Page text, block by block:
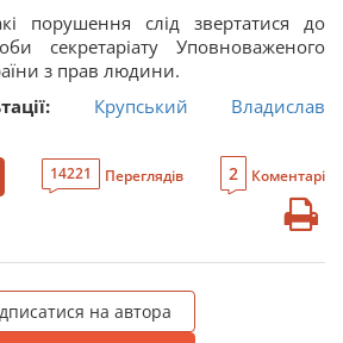
порушення слід звертатися до
секретаріату Уповноваженого
з прав людини.
Крупський Владислав
14221 Переглядів 2 Коментарі
на автора